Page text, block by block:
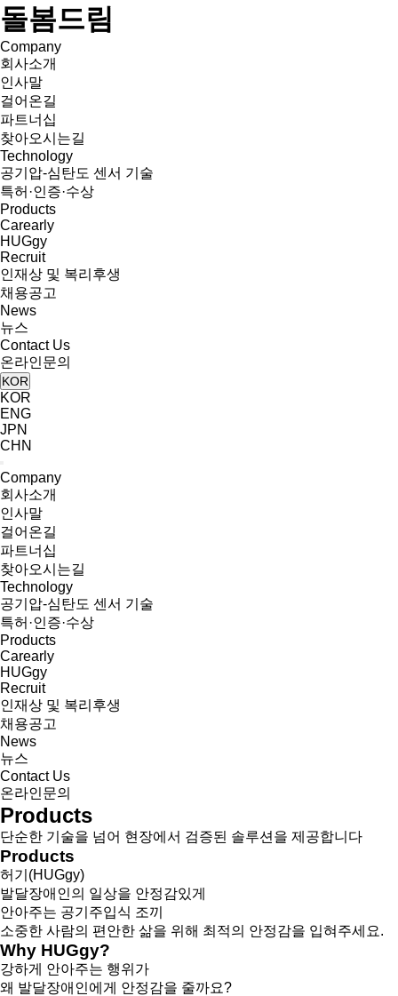
돌봄드림
Company
회사소개
인사말
걸어온길
파트너십
찾아오시는길
Technology
공기압-심탄도 센서 기술
특허·인증·수상
Products
Carearly
HUGgy
Recruit
인재상 및 복리후생
채용공고
News
뉴스
Contact Us
온라인문의
KOR
KOR
ENG
JPN
CHN
Company
회사소개
인사말
걸어온길
파트너십
찾아오시는길
Technology
공기압-심탄도 센서 기술
특허·인증·수상
Products
Carearly
HUGgy
Recruit
인재상 및 복리후생
채용공고
News
뉴스
Contact Us
온라인문의
Products
단순한 기술을 넘어 현장에서 검증된 솔루션을 제공합니다
Products
허기(HUGgy)
발달장애인의 일상을 안정감있게
안아주는 공기주입식 조끼
소중한 사람의 편안한 삶을 위해 최적의 안정감을 입혀주세요.
Why HUGgy?
강하게 안아주는 행위가
왜 발달장애인에게 안정감을 줄까요?